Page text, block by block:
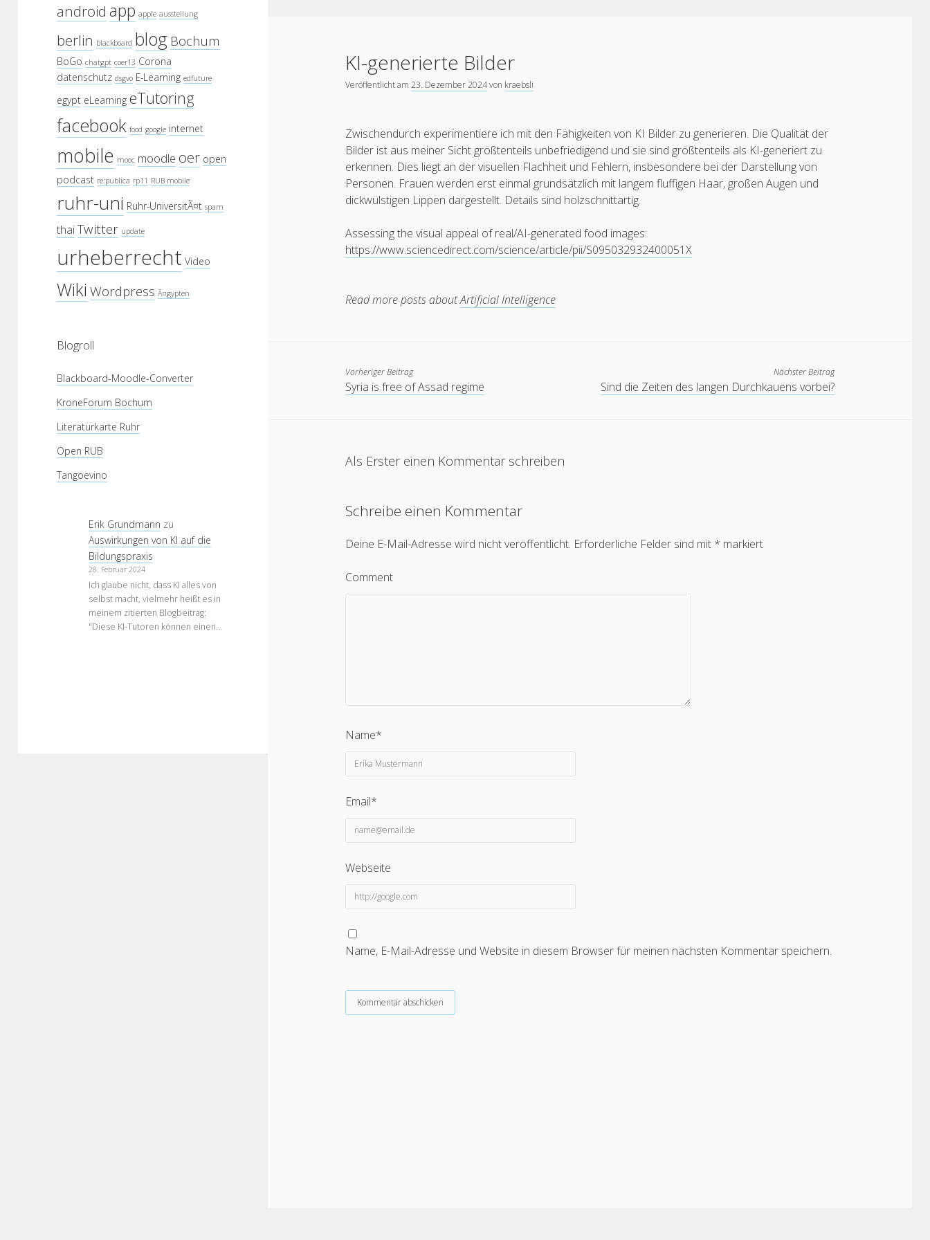
android app apple ausstellung
berlin blackboard blog Bochum
BoGo chatgpt coer13 Corona
datenschutz dsgvo E-Learning edfuture
egypt eLearning eTutoring
facebook food google internet
mobile mooc moodle oer open
podcast re:publica rp11 RUB mobile
ruhr-uni Ruhr-UniversitÃ¤t spam
thaiTwitter update
urheberrecht Video
Wiki Wordpress Ã¤gypten
Blogroll
Blackboard-Moodle-Converter
KroneForum Bochum
Literaturkarte Ruhr
Open RUB
Tangoevino
Erik Grundmann zu
Auswirkungen von KI auf die
Bildungspraxis
28. Februar 2024
Ich glaube nicht, dass KI alles von
selbst macht, vielmehr heißt es in
meinem zitierten Blogbeitrag:
"Diese KI-Tutoren können einen…
KI-generierte Bilder
Veröffentlicht am23. Dezember 2024von kraebsli
Zwischendurch experimentiere ich mit den Fähigkeiten von KI Bilder zu generieren. Die Qualität der
Bilder ist aus meiner Sicht größtenteils unbefriedigend und sie sind größtenteils als KI-generiert zu
erkennen. Dies liegt an der visuellen Flachheit und Fehlern, insbesondere bei der Darstellung von
Personen. Frauen werden erst einmal grundsätzlich mit langem fluffigen Haar, großen Augen und
dickwülstigen Lippen dargestellt. Details sind holzschnittartig.
Assessing the visual appeal of real/AI-generated food images:
https://www.sciencedirect.com/science/article/pii/S095032932400051X
Read more posts aboutArtificial Intelligence
Vorheriger Beitrag
Syria is free of Assad regime
Nächster Beitrag
Sind die Zeiten des langen Durchkauens vorbei?
Als Erster einen Kommentar schreiben
Schreibe einen Kommentar
Deine E-Mail-Adresse wird nicht veröffentlicht. Erforderliche Felder sind mit * markiert
Comment
Name*
Email*
Webseite
Name, E-Mail-Adresse und Website in diesem Browser für meinen nächsten Kommentar speichern.